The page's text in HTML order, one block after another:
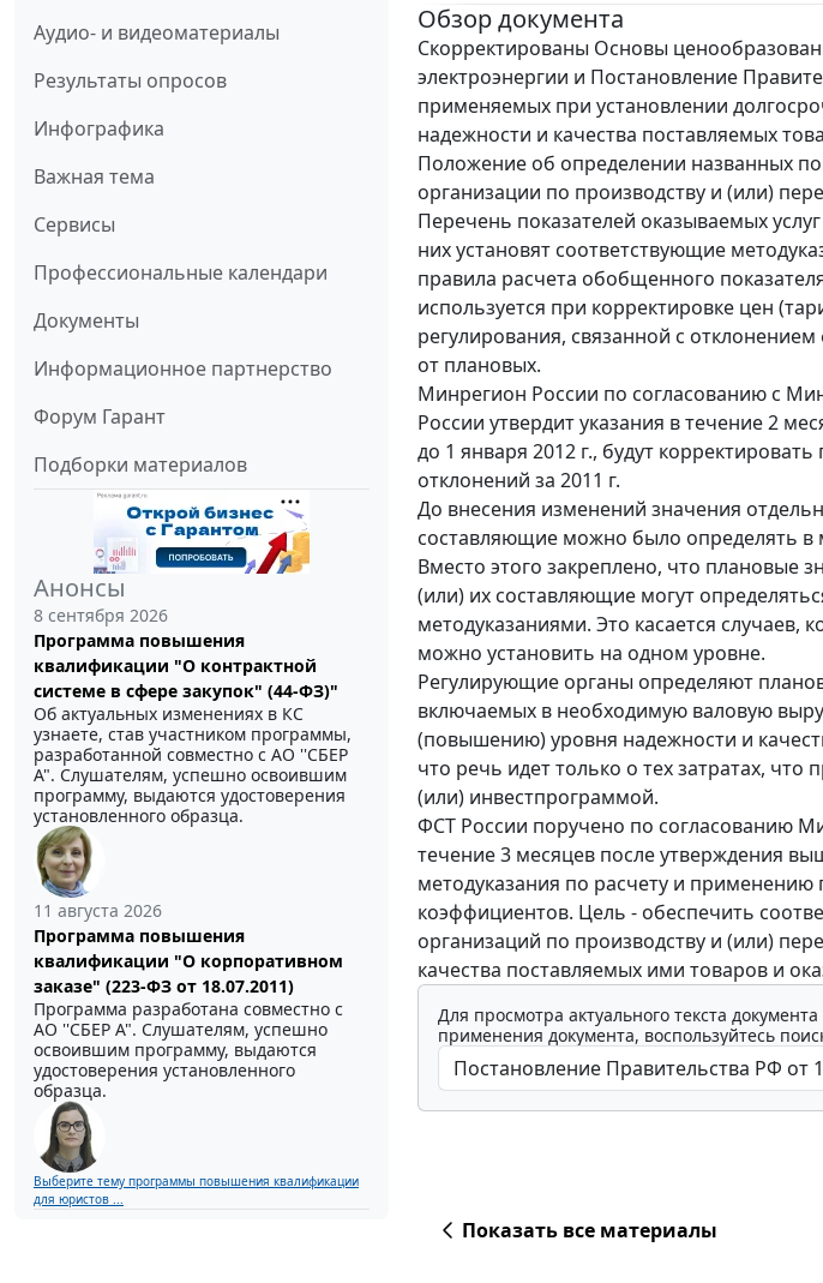
Аудио- и видеоматериалы
Результаты опросов
Инфографика
Важная тема
Сервисы
Профессиональные календари
Документы
Информационное партнерство
Форум Гарант
Подборки материалов
Анонсы
8 сентября 2026
Программа повышения
квалификации "О контрактной
системе в сфере закупок" (44-ФЗ)"
Об актуальных изменениях в КС
узнаете, став участником программы,
разработанной совместно с АО ''СБЕР
А". Слушателям, успешно освоившим
программу, выдаются удостоверения
установленного образца.
11 августа 2026
Программа повышения
квалификации "О корпоративном
заказе" (223-ФЗ от 18.07.2011)
Программа разработана совместно с
АО ''СБЕР А". Слушателям, успешно
освоившим программу, выдаются
удостоверения установленного
образца.
Выберите тему программы повышения квалификации
для юристов ...
Обзор документа
Скорректированы Основы
электроэнергии и Постановление
применяемых при установлении
надежности и качества поставляемых
Положение об определении названных
организации по производству и (или)
Перечень показателей оказываемых
них установят соответствующие
правила расчета обобщенного
используется при корректировке цен
регулирования, связанной с
от плановых.
Минрегион России по согласованию с
России утвердит указания в течение 2
до 1 января 2012 г., будут корректировать
отклонений за 2011 г.
До внесения изменений значения
составляющие можно было определять в
Вместо этого закреплено, что плановые
(или) их составляющие могут
методуказаниями. Это касается случаев,
можно установить на одном уровне.
Регулирующие органы определяют
включаемых в необходимую валовую
(повышению) уровня надежности и
что речь идет только о тех затратах,
(или) инвестпрограммой.
ФСТ России поручено по согласованию
течение 3 месяцев после утверждения
методуказания по расчету и
коэффициентов. Цель - обеспечить
организаций по производству и (или)
качества поставляемых ими товаров и
Для просмотра актуального текста
применения документа, воспользуйтесь
Показать все материалы